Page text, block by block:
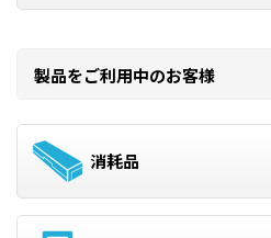
製品をご利用中のお客様
消耗品